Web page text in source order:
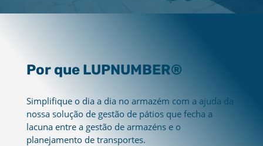
Por que LUPNUMBER®
Simplifique o dia a dia no armazém com a ajuda da
nossa solução de gestão de pátios que fecha a
lacuna entre a gestão de armazéns e o
planejamento de transportes.